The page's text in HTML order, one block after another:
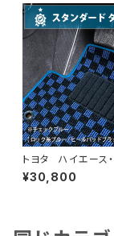
トヨタ ハイエース
6/8〜 200系 10
アマット一式 カー
¥30,800